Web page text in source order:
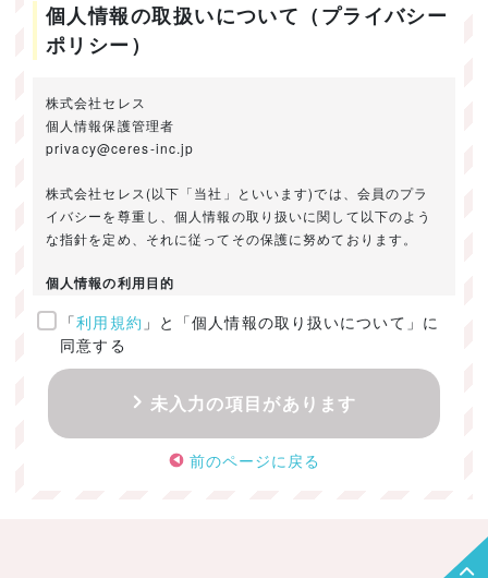
個人情報の取扱いについて（プライバシー
ポリシー）
株式会社セレス
個人情報保護管理者
privacy@ceres-inc.jp
株式会社セレス(以下「当社」といいます)では、会員のプラ
イバシーを尊重し、個人情報の取り扱いに関して以下のよう
な指針を定め、それに従ってその保護に努めております。
個人情報の利用目的
ご提供いただきました個人情報は、以下のためにのみ利用い
たします。
・お問い合わせに対する回答及び資料送付のご連絡
・当社のお客様向けサービスの提供
・本人確認
・サービスの開発・改善のための分析
「利用規約 」と「個人情報の取り扱いについて」に
同意する
未入力の項目があります
前のページに戻る